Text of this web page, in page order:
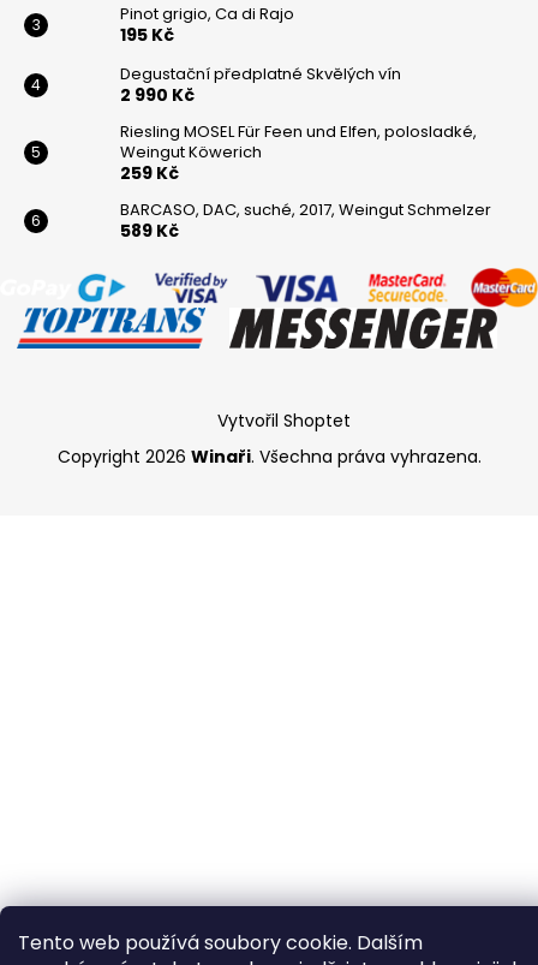
Tento web používá soubory cookie. Dalším
Pinot grigio, Ca di Rajo
195 Kč
Degustační předplatné Skvělých vín
2 990 Kč
Riesling MOSEL Für Feen und Elfen, polosladké,
Weingut Köwerich
259 Kč
BARCASO, DAC, suché, 2017, Weingut Schmelzer
589 Kč
Vytvořil Shoptet
Copyright 2026 Winaři. Všechna práva vyhrazena.